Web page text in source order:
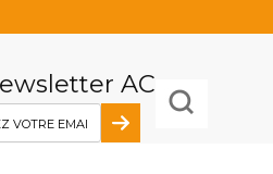
AC
vous acceptez l'utilisation de
possibles.